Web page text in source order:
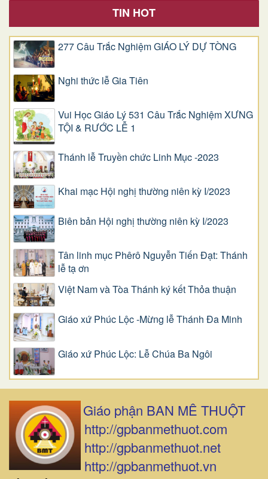
TIN HOT
277 Câu Trắc Nghiệm GIÁO LÝ DỰ TÒNG
Nghi thức lễ Gia Tiên
Vui Học Giáo Lý 531 Câu Trắc Nghiệm XƯNG
TỘI & RƯỚC LỄ 1
Thánh lễ Truyền chức Linh Mục -2023
Khai mạc Hội nghị thường niên kỳ I/2023
Biên bản Hội nghị thường niên kỳ I/2023
Tân linh mục Phêrô Nguyễn Tiến Đạt: Thánh
lễ tạ ơn
Việt Nam và Tòa Thánh ký kết Thỏa thuận
Giáo xứ Phúc Lộc -Mừng lễ Thánh Đa Minh
Giáo xứ Phúc Lộc: Lễ Chúa Ba Ngôi
Giáo phận BAN MÊ THUỘT
http://gpbanmethuot.com
http://gpbanmethuot.net
http://gpbanmethuot.vn